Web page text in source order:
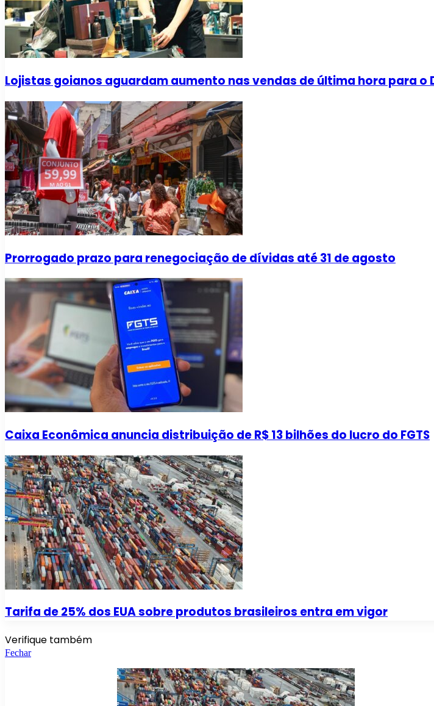
Lojistas goianos aguardam aumento nas vendas de última hora para o
Prorrogado prazo para renegociação de dívidas até 31 de agosto
Caixa Econômica anuncia distribuição de R$ 13 bilhões do lucro do FGTS
Tarifa de 25% dos EUA sobre produtos brasileiros entra em vigor
Verifique também
Fechar